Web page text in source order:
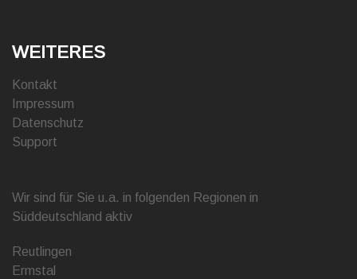
WEITERES
Kontakt
Impressum
Datenschutz
Support
Wir sind für Sie u.a. in folgenden Regionen in
Süddeutschland aktiv
Reutlingen
Ermstal